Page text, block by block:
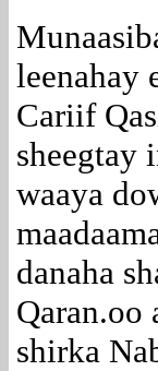
leenahay
Cariif
sheegtay
waaya
danaha
Qaran.oo
shirka